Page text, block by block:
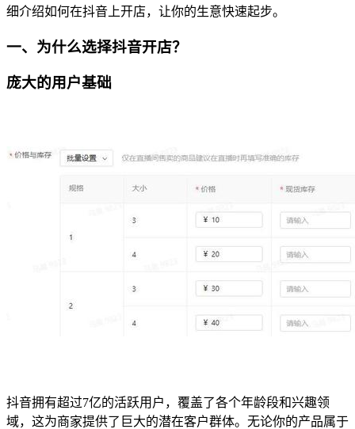
细介绍如何在抖音上开店，让你的生意快速起步。
一、为什么选择抖音开店？
庞大的用户基础
抖音拥有超过7亿的活跃用户，覆盖了各个年龄段和兴趣领
域，这为商家提供了巨大的潜在客户群体。无论你的产品属于